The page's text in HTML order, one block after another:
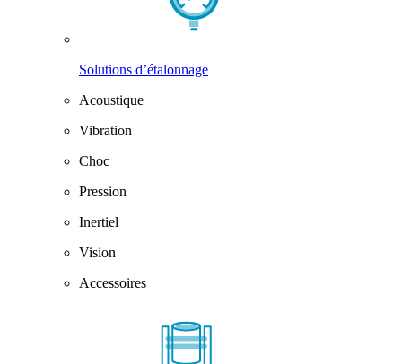
Solutions d’étalonnage
Acoustique
Vibration
Choc
Pression
Inertiel
Vision
Accessoires